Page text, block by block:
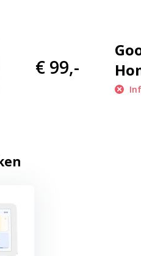
: Stream muziek, video's en
YouTube en Spotify.
: Volg je slaappatroon met de
kunt ontwikkelen.
schakelaar waarmee je de
wanneer je het
met slimme apparaten
€ 99,-